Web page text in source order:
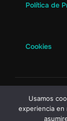
Política de
Cookies
Politica de
Usamos
experiencia